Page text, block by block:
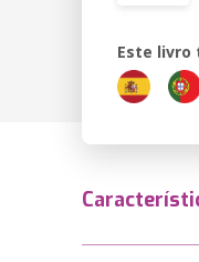
Este livro